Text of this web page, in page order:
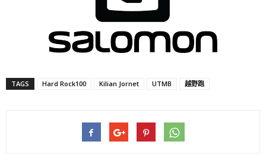
TAGS Hard Rock100 Kilian Jornet UTMB 越野跑